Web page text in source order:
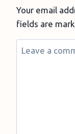
Your email
fields are